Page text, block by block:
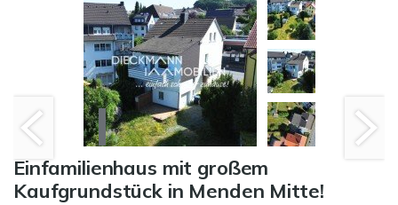
Einfamilienhaus mit großem
Kaufgrundstück in Menden Mitte!